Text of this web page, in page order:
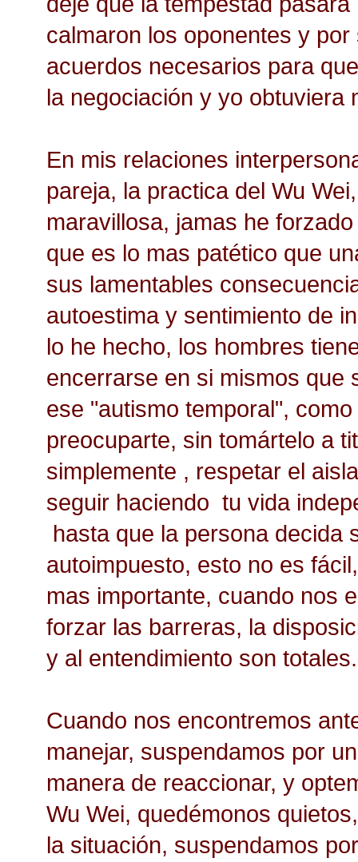
calmaron los oponentes y
acuerdos necesarios para
la negociación y yo obtuviera
En mis relaciones
pareja, la practica del Wu
maravillosa, jamas he
que es lo mas patético que
sus lamentables
autoestima y sentimiento de
lo he hecho, los hombres
encerrarse en si mismos que
ese "autismo temporal",
preocuparte, sin tomártelo a
simplemente , respetar el
seguir haciendo tu vida
hasta que la persona decida
autoimpuesto, esto no es
mas importante, cuando nos
forzar las barreras, la
y al entendimiento son totales.
Cuando nos encontremos
manejar, suspendamos por
manera de reaccionar, y
Wu Wei, quedémonos
la situación, suspendamos